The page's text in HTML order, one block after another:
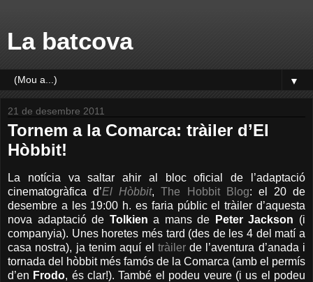
La batcova
▼
21 de desembre 2011
Tornem a la Comarca: tràiler d’El
Hòbbit!
La notícia va saltar ahir al bloc oficial de l’adaptació
cinematogràfica d’El Hòbbit,The Hobbit Blog: el 20 de
desembre a les 19:00 h. es faria públic el tràiler d’aquesta
nova adaptació de Tolkien a mans de Peter Jackson (i
companyia). Unes horetes més tard (des de les 4 del matí a
casa nostra), ja tenim aquí el tràilerde l’aventura d’anada i
tornada del hòbbit més famós de la Comarca (amb el permís
d’en Frodo, és clar!). També el podeu veure (i us el podeu